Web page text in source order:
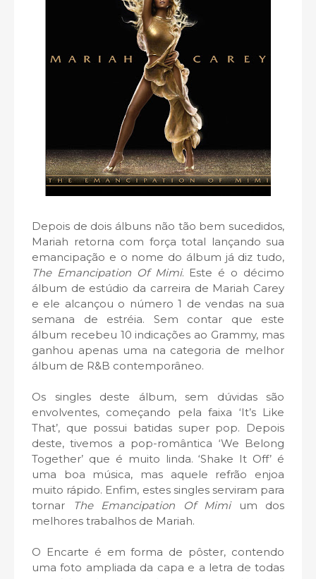
Depois de dois álbuns não tão bem sucedidos,
Mariah retorna com força total lançando sua
emancipação e o nome do álbum já diz tudo,
The Emancipation Of Mimi. Este é o décimo
álbum de estúdio da carreira de Mariah Carey
e ele alcançou o número 1 de vendas na sua
semana de estréia. Sem contar que este
álbum recebeu 10 indicações ao Grammy, mas
ganhou apenas uma na categoria de melhor
álbum de R&B contemporâneo.
Os singles deste álbum, sem dúvidas são
envolventes, começando pela faixa ‘It’s Like
That’, que possui batidas super pop. Depois
deste, tivemos a pop-romântica ‘We Belong
Together’ que é muito linda. ‘Shake It Off’ é
uma boa música, mas aquele refrão enjoa
muito rápido. Enfim, estes singles serviram para
tornar
The Emancipation Of Mimium dos
melhores trabalhos de Mariah.
O Encarte é em forma de pôster, contendo
uma foto ampliada da capa e a letra de todas